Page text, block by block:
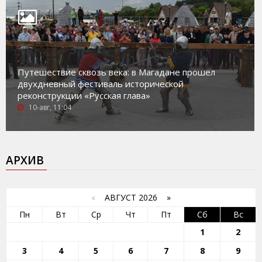
Путешествие сквозь века: в Магадане прошел
двухдневный фестиваль исторической
реконструкции «Русская глава»
10-авг, 11:04
АРХИВ
« АВГУСТ 2026 »
Пн
Вт Ср Чт Пт Сб
Вс
1
2
3
4 5 6 7 8
9